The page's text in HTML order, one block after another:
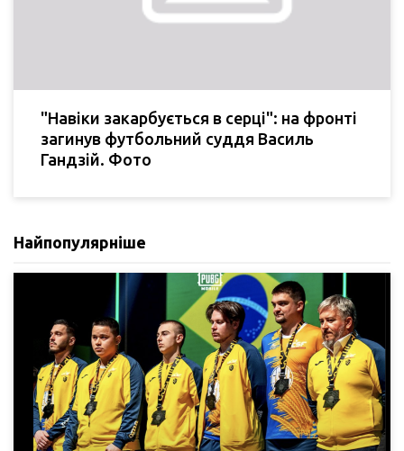
"Навіки закарбується в серці": на фронті
загинув футбольний суддя Василь
Гандзій. Фото
Найпопулярніше